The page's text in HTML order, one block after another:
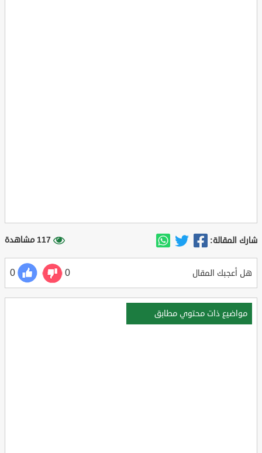
شارك المقالة: 117 مشاهدة
هل أعجبك المقال 0
0
مواضيع ذات محتوي مطابق